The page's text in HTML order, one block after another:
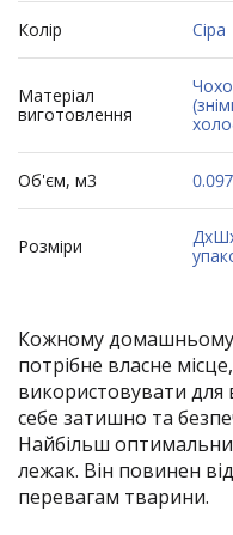
Колір Сіра
Матеріал
виготовлення
Об'єм, м3 0.097
Розміри
Кожному
потрібне власне
використовувати для
себе затишно та
Найбільш
лежак. Він повинен
перевагам тварини.